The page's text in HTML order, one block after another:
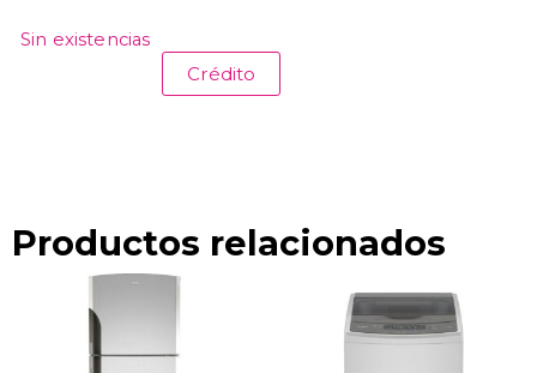
Sin existencias
Crédito
Productos relacionados